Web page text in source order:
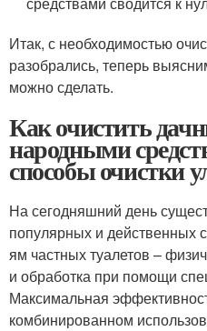
Итак, с необходимостью
разобрались, теперь
можно сделать.
Как очистить
народными
способы очистки
На сегодняшний день
популярных и действенных
ям частных туалетов –
и обработка при помощи
Максимальная
комбинированном